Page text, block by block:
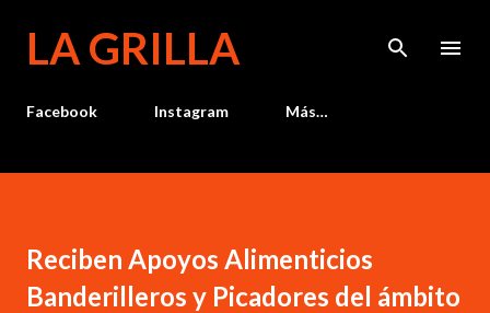
LA GRILLA
Facebook Instagram Más…
Reciben Apoyos Alimenticios
Banderilleros y Picadores del ámbito